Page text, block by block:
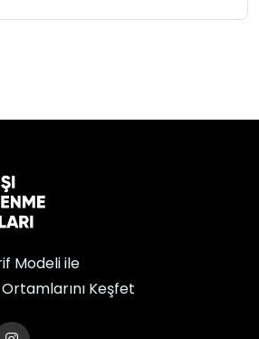
Modeli ile
Keşfet